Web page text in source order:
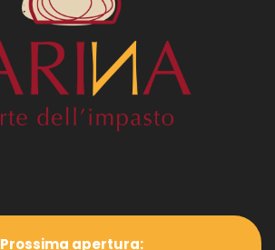
Prossima apertura: